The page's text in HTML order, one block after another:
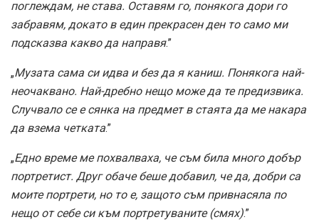
поглеждам, не става. Оставям го, понякога дори го
забравям, докато в един прекрасен ден то само ми
подсказва какво да направя.”
„Музата сама си идва и без да я каниш. Понякога най-
неочаквано. Най-дребно нещо може да те предизвика.
Случвало се е сянка на предмет в стаята да ме накара
да взема четката.”
„Едно време ме похвалваха, че съм била много добър
портретист. Друг обаче беше добавил, че да, добри са
моите портрети, но то е, защото съм привнасяла по
нещо от себе си към портретуваните (смях).”